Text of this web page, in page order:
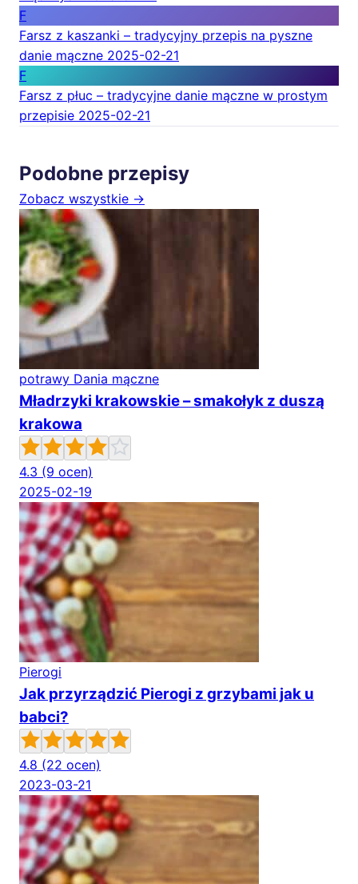
F
Farsz z kaszanki – tradycyjny przepis na pyszne
danie mączne 2025-02-21
F
Farsz z płuc – tradycyjne danie mączne w prostym
przepisie 2025-02-21
Podobne przepisy
Zobacz wszystkie →
potrawy Dania mączne
Mładrzyki krakowskie – smakołyk z duszą
krakowa
4.3 (9 ocen)
2025-02-19
Pierogi
Jak przyrządzić Pierogi z grzybami jak u
babci?
4.8 (22 ocen)
2023-03-21